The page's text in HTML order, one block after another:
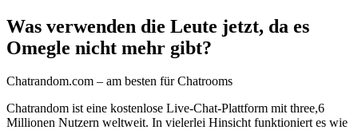
Was verwenden die Leute jetzt, da es
Omegle nicht mehr gibt?
Chatrandom.com – am besten für Chatrooms
Chatrandom ist eine kostenlose Live-Chat-Plattform mit three,6
Millionen Nutzern weltweit. In vielerlei Hinsicht funktioniert es wie